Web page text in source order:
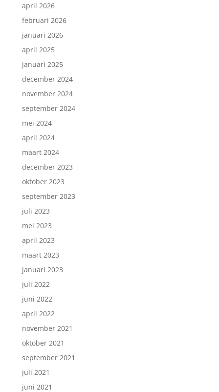
april 2026
februari 2026
januari 2026
april 2025
januari 2025
december 2024
november 2024
september 2024
mei 2024
april 2024
maart 2024
december 2023
oktober 2023
september 2023
juli 2023
mei 2023
april 2023
maart 2023
januari 2023
juli 2022
juni 2022
april 2022
november 2021
oktober 2021
september 2021
juli 2021
juni 2021